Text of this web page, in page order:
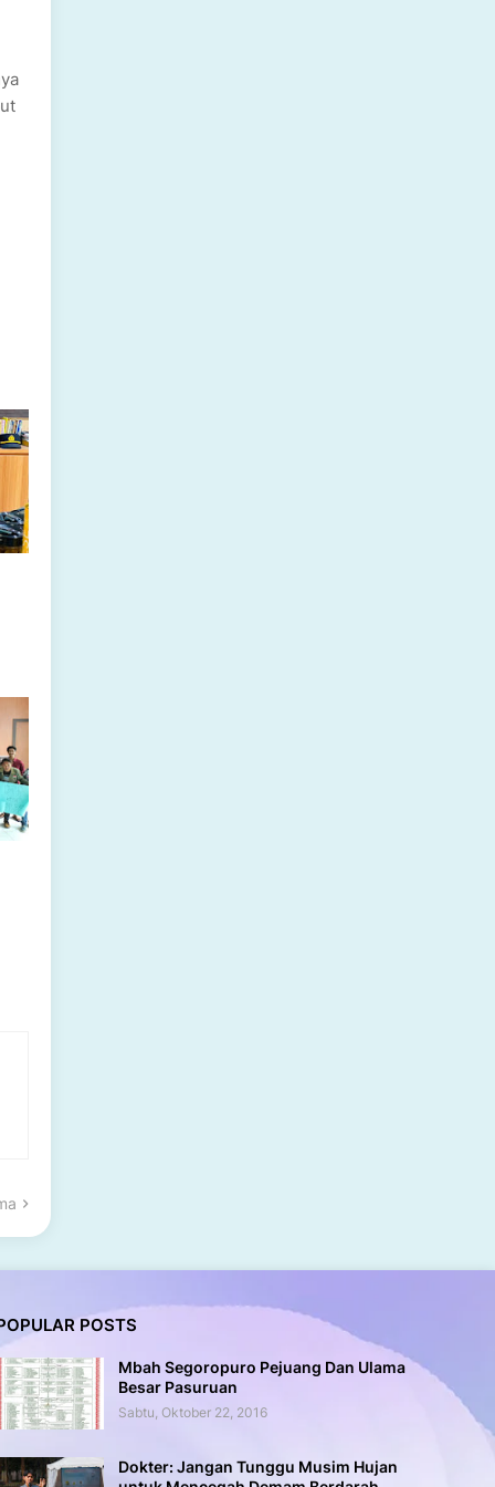
POSTS
Mbah Segoropuro Pejuang Dan Ulama
Besar Pasuruan
Sabtu, Oktober 22, 2016
Dokter: Jangan Tunggu Musim Hujan